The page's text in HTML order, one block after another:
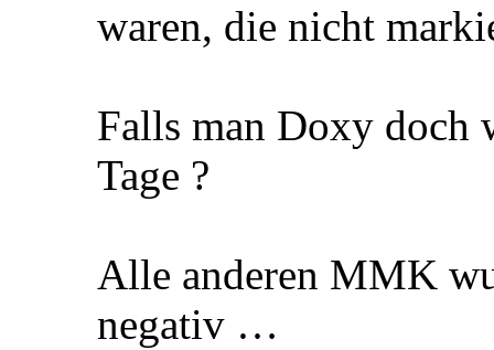
waren, die nicht
Falls man Doxy doch
Tage ?
Alle anderen MMK
negativ …